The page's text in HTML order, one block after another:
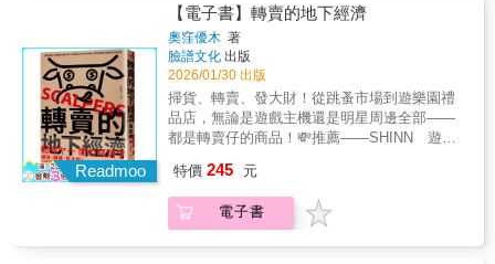
而一度衰退，然而，具有資源稀缺性、可以大
量套利的商品不只有票券，囤貨與轉賣現象開
始擴大，寶可夢集換式卡牌遊戲（PTCG）、
PS5主機、明星周邊、迪士尼樂園禮品
&hellip;&hellip;全部都是他們的目標！於是，這
群人有了新的名字&mdash;&mdash;「轉賣
仔」。 在ACG領域與追星族中，轉賣仔惡行層
出不窮，使用各種手段大量獲取限時、限量商
品，再轉以高價賣出，像是使用機器人程式大
取得高價商品轉賣。轉賣仔為了賺飽荷包，而
成為網路上人人叫罵的一群人，壟斷商品的行
為已經成為現代經濟社會的病態現象。 轉賣的
Readmoo
【電子書】轉賣的地下經濟
奧窪優木 著
臉譜文化 出版
2026/01/30 出版
掃貨、轉賣、發大財！從跳蚤市場到遊樂園禮
品店，無論是遊戲主機還是明星周邊全部——
都是轉賣仔的商品！💸推薦——SHINN 遊戲
律白話文運動「黃牛」一詞，據說起源於二十
世紀的上海，當時的票販聚在一起搶奪票券像
極了黃牛群，後來指稱囤積票券、壟斷服務，
特價 245 元
電子書